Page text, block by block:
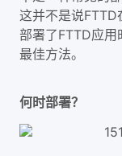
这并不是说FTTD
部署了FTTD应用
最佳方法。
何时部署？